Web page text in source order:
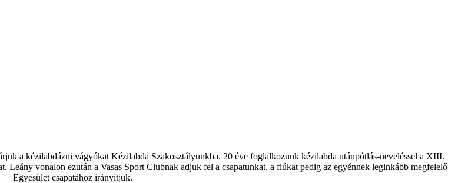
a kézilabdázni vágyókat Kézilabda Szakosztályunkba. 20 éve foglalkozunk kézilabda utánpótlás-neveléssel a XIII.
vonalon ezután a Vasas Sport Clubnak adjuk fel a csapatunkat, a fiúkat pedig az egyénnek leginkább megfelelő
Egyesület csapatához irányítjuk.